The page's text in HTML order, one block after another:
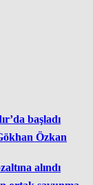
başladı
Özkan
alındı